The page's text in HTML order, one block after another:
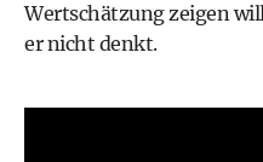
Wertschätzung zeigen
er nicht denkt.